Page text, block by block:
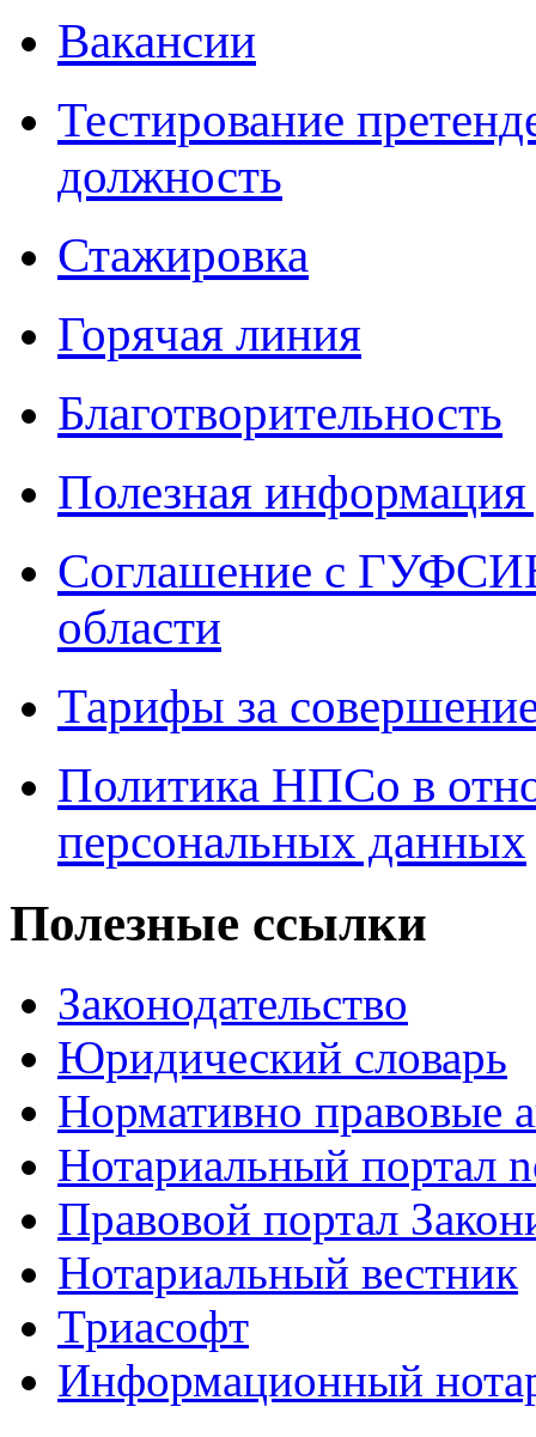
Вакансии
Тестирование
должность
Стажировка
Горячая линия
Благотворительность
Полезная
Соглашение с
области
Тарифы за
Политика НПСо в
персональных данных
Полезные ссылки
Законодательство
Юридический словарь
Нормативно правовые
Нотариальный портал
Правовой портал
Нотариальный вестник
Триасофт
Информационный